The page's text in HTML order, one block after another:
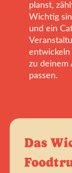
planst,
Wichtig
und ein
entwickeln
zu deinem
passen.
Das